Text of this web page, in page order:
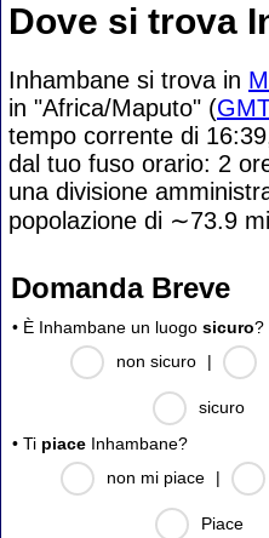
Dove si trova
Inhambane si trova in
in "Africa/Maputo" (
tempo corrente di
dal tuo fuso orario: 2
una divisione
popolazione di ∼73.9
Domanda Breve
• È Inhambane un luogo sicuro?
non sicuro
|
sicuro
• Ti piace Inhambane?
non mi piace
|
Piace